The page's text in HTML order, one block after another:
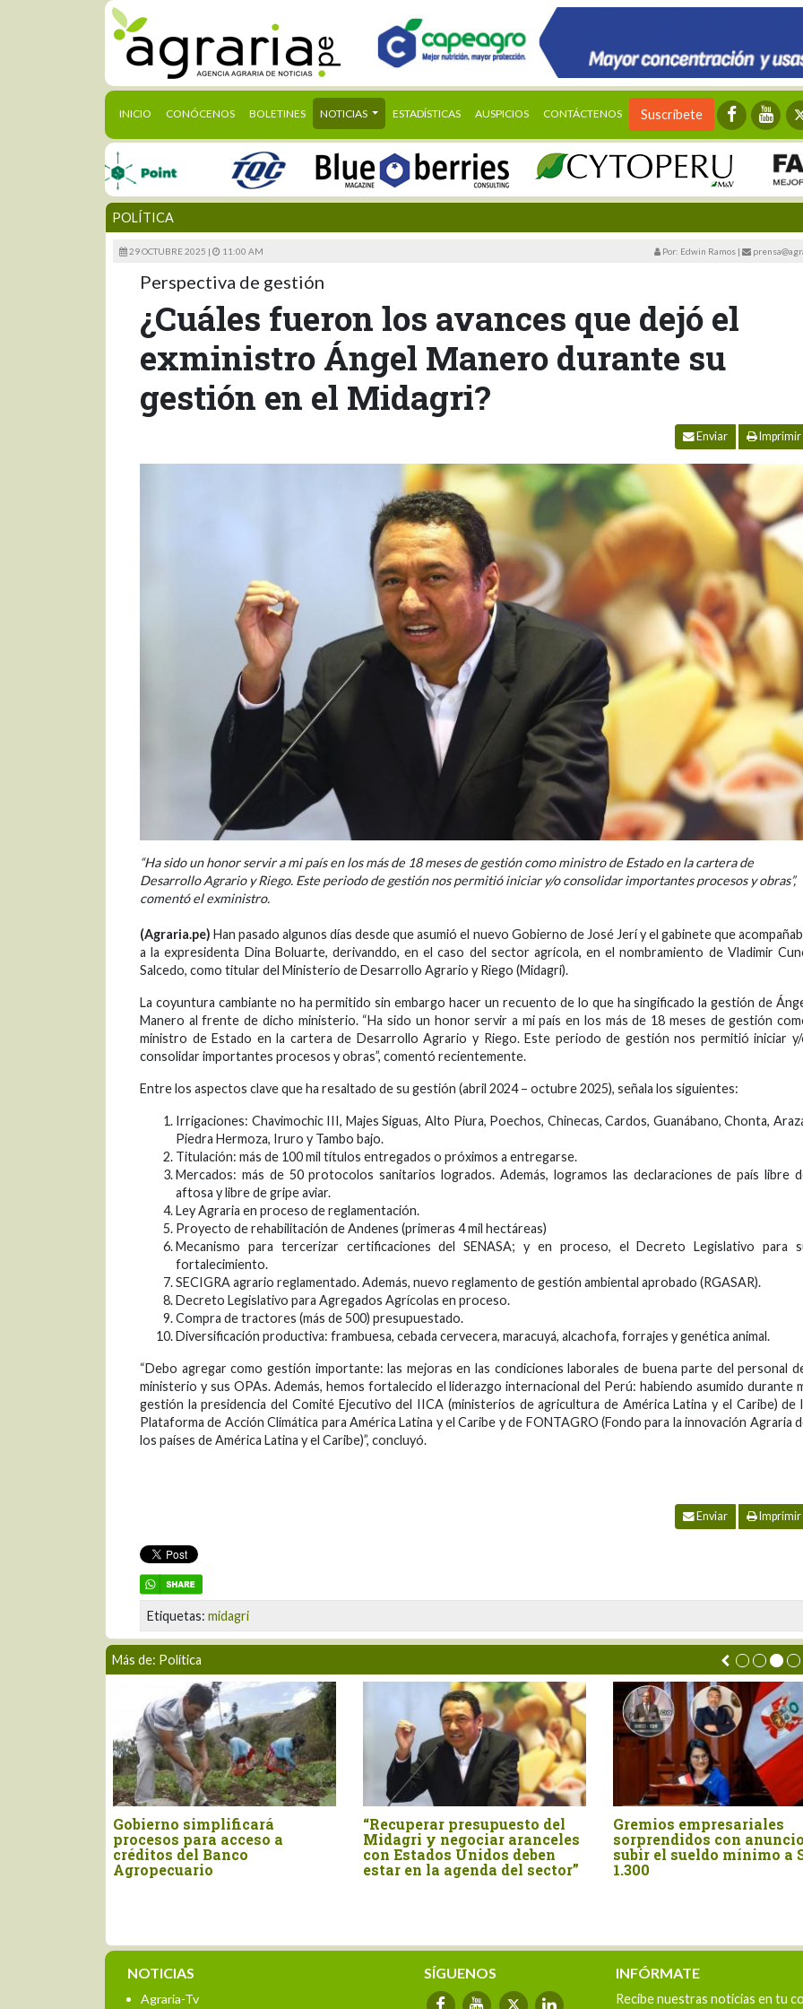
INICIO (CURRENT)
CONÓCENOS BOLETINES NOTICIAS ESTADÍSTICAS AUSPICIOS CONTÁCTENOS Suscríbete
POLÍTICA
29 OCTUBRE 2025 | 11:00 AM Por: Edwin Ramos |
Perspectiva de gestión
¿Cuáles fueron los avances que dejó el
exministro Ángel Manero durante su
gestión en el Midagri?
Enviar Imprimir
“Ha sido un honor servir a mi país en los más de 18 meses de gestión como ministro de Estado en la cartera de
Desarrollo Agrario y Riego. Este periodo de gestión nos permitió iniciar y/o consolidar importantes procesos y obras”,
comentó el exministro.
(Agraria.pe) Han pasado algunos días desde que asumió el nuevo Gobierno de José Jerí y el gabinete que
a la expresidenta Dina Boluarte, derivanddo, en el caso del sector agrícola, en el nombramiento de Vladimir
Salcedo, como titular del Ministerio de Desarrollo Agrario y Riego (Midagri).
La coyuntura cambiante no ha permitido sin embargo hacer un recuento de lo que ha singificado la gestión de
Manero al frente de dicho ministerio. “Ha sido un honor servir a mi país en los más de 18 meses de gestión
ministro de Estado en la cartera de Desarrollo Agrario y Riego. Este periodo de gestión nos permitió iniciar
consolidar importantes procesos y obras”, comentó recientemente.
Entre los aspectos clave que ha resaltado de su gestión (abril 2024 – octubre 2025), señala los siguientes:
Irrigaciones: Chavimochic III, Majes Siguas, Alto Piura, Poechos, Chinecas, Cardos, Guanábano, Chonta,
Piedra Hermoza, Iruro y Tambo bajo.
Titulación: más de 100 mil títulos entregados o próximos a entregarse.
Mercados: más de 50 protocolos sanitarios logrados. Además, logramos las declaraciones de país libre
aftosa y libre de gripe aviar.
Ley Agraria en proceso de reglamentación.
Proyecto de rehabilitación de Andenes (primeras 4 mil hectáreas)
Mecanismo para tercerizar certificaciones del SENASA; y en proceso, el Decreto Legislativo para
fortalecimiento.
SECIGRA agrario reglamentado. Además, nuevo reglamento de gestión ambiental aprobado (RGASAR).
Decreto Legislativo para Agregados Agrícolas en proceso.
Compra de tractores (más de 500) presupuestado.
Diversificación productiva: frambuesa, cebada cervecera, maracuyá, alcachofa, forrajes y genética animal.
“Debo agregar como gestión importante: las mejoras en las condiciones laborales de buena parte del personal
ministerio y sus OPAs. Además, hemos fortalecido el liderazgo internacional del Perú: habiendo asumido durante
gestión la presidencia del Comité Ejecutivo del IICA (ministerios de agricultura de América Latina y el Caribe) de
Plataforma de Acción Climática para América Latina y el Caribe y de FONTAGRO (Fondo para la innovación Agraria
los países de América Latina y el Caribe)”, concluyó.
Enviar Imprimir
Etiquetas: midagri
Más de: Política
Gobierno simplificará
procesos para acceso a
créditos del Banco
Agropecuario
“Recuperar presupuesto del
Midagri y negociar aranceles
con Estados Unidos deben
estar en la agenda del sector”
Gremios empresariales
sorprendidos con anuncio de
subir el sueldo mínimo a S/
1.300
NOTICIAS
Agraria-Tv
SÍGUENOS INFÓRMATE
Recibe nuestras noticias en tu